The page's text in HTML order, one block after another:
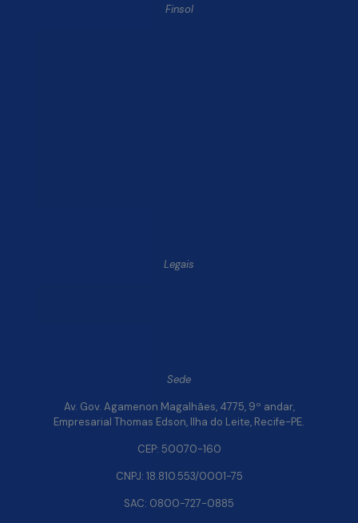
Finsol
Legais
Sede
Av. Gov. Agamenon Magalhães, 4775, 9º andar,
Empresarial Thomas Edson, Ilha do Leite, Recife-PE.
CEP: 50070-160
CNPJ: 18.810.553/0001-75
SAC: 0800-727-0885